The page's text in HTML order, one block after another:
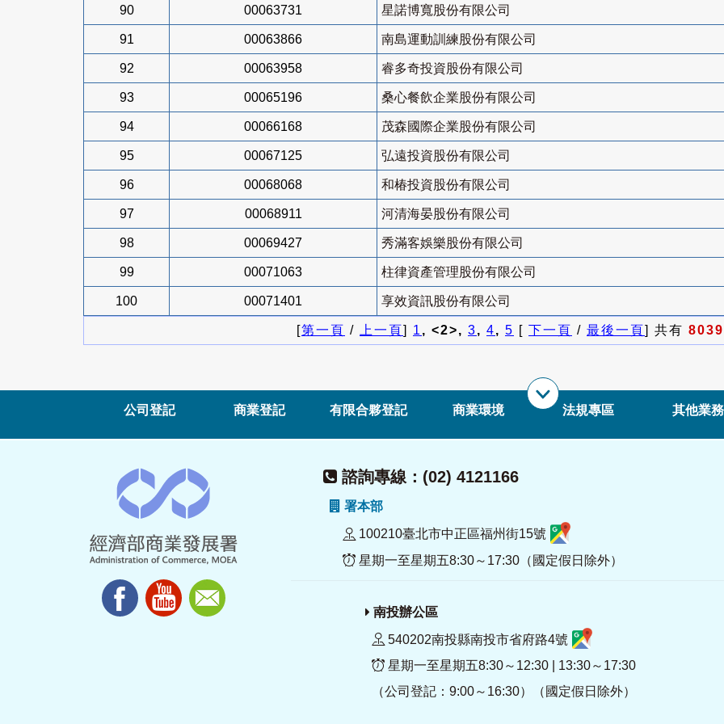
90 00063731 星諾博寬股份有限公司
91 00063866 南島運動訓練股份有限公司
92 00063958 睿多奇投資股份有限公司
93 00065196 桑心餐飲企業股份有限公司
94 00066168 茂森國際企業股份有限公司
95 00067125 弘遠投資股份有限公司
96 00068068 和椿投資股份有限公司
97 00068911 河清海晏股份有限公司
98 00069427 秀滿客娛樂股份有限公司
99 00071063 柱律資產管理股份有限公司
100 00071401 享效資訊股份有限公司
[第一頁 / 上一頁] 1, <2>, 3, 4, 5 [ 下一頁 / 最後一頁] 共有 8039
公司登記 商業登記 有限合夥登記 商業環境 法規專區 其他業務
諮詢專線：(02) 4121166
署本部
100210臺北市中正區福州街15號
星期一至星期五8:30～17:30（國定假日除外）
南投辦公區
540202南投縣南投市省府路4號
星期一至星期五8:30～12:30 | 13:30～17:30
（公司登記：9:00～16:30）（國定假日除外）